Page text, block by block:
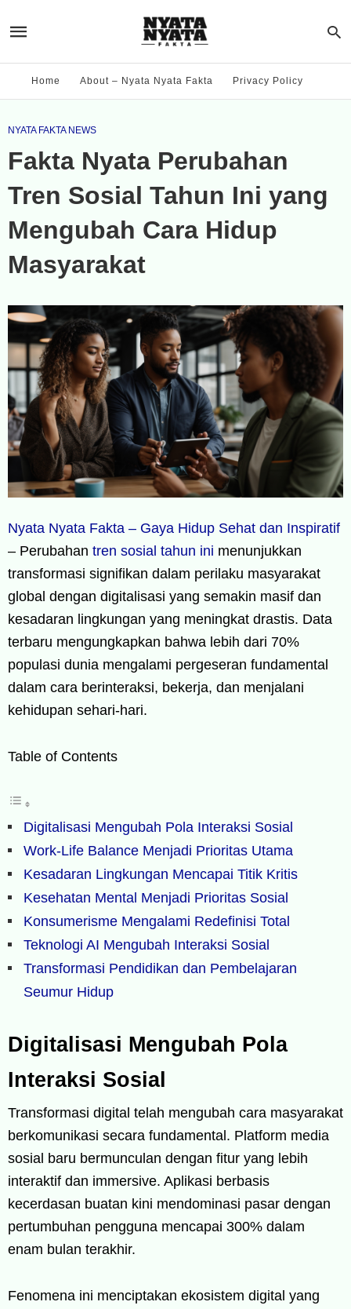
Home About – Nyata Nyata Fakta Privacy Policy
NYATA FAKTA NEWS
Fakta Nyata Perubahan
Tren Sosial Tahun Ini yang
Mengubah Cara Hidup
Masyarakat
Nyata Nyata Fakta – Gaya Hidup Sehat dan Inspiratif
– Perubahan tren sosial tahun ini menunjukkan
transformasi signifikan dalam perilaku masyarakat
global dengan digitalisasi yang semakin masif dan
kesadaran lingkungan yang meningkat drastis. Data
terbaru mengungkapkan bahwa lebih dari 70%
populasi dunia mengalami pergeseran fundamental
dalam cara berinteraksi, bekerja, dan menjalani
kehidupan sehari-hari.
Table of Contents
Digitalisasi Mengubah Pola Interaksi Sosial
Work-Life Balance Menjadi Prioritas Utama
Kesadaran Lingkungan Mencapai Titik Kritis
Kesehatan Mental Menjadi Prioritas Sosial
Konsumerisme Mengalami Redefinisi Total
Teknologi AI Mengubah Interaksi Sosial
Transformasi Pendidikan dan Pembelajaran
Seumur Hidup
Digitalisasi Mengubah Pola
Interaksi Sosial
Transformasi digital telah mengubah cara masyarakat
berkomunikasi secara fundamental. Platform media
sosial baru bermunculan dengan fitur yang lebih
interaktif dan immersive. Aplikasi berbasis
kecerdasan buatan kini mendominasi pasar dengan
pertumbuhan pengguna mencapai 300% dalam
enam bulan terakhir.
Fenomena ini menciptakan ekosistem digital yang